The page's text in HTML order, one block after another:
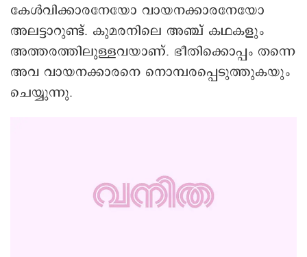
കേൾവിക്കാരനേയോ വായനക്കാരനേയോ
അലട്ടാറുണ്ട്. കുമരനിലെ അഞ്ച് കഥകളും
അത്തരത്തിലുള്ളവയാണ്. ഭീതിക്കൊപ്പം തന്നെ
അവ വായനക്കാരനെ നൊമ്പരപ്പെടുത്തുകയും
ചെയ്യുന്നു.